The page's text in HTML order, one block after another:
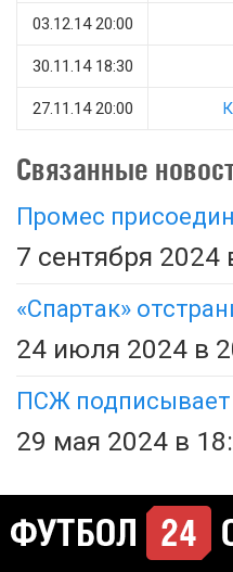
03.12.14 20:00
30.11.14 18:30
27.11.14 20:00
Связанные
Промес
7 сентября 2024
«Спартак»
24 июля 2024 в
ПСЖ подписывает
29 мая 2024 в